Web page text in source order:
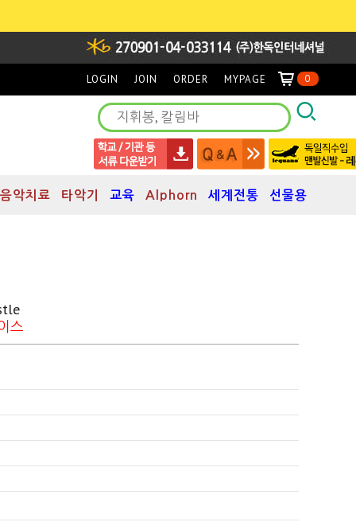
LOGIN JOIN ORDER MYPAGE 0
음악치료 타악기 교육 Alphorn 세계전통 선물용
스